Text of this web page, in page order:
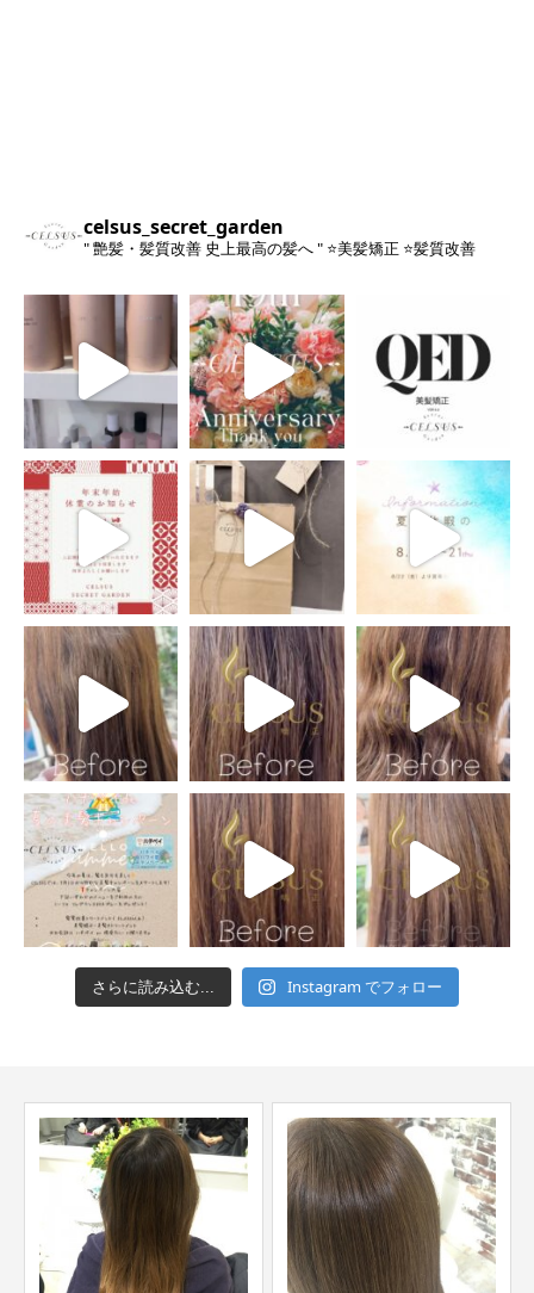
celsus_secret_garden
" 艶髪・髪質改善 史上最高の髪へ " ⭐️美髪矯正 ⭐️髪質改善
さらに読み込む... Instagram でフォロー